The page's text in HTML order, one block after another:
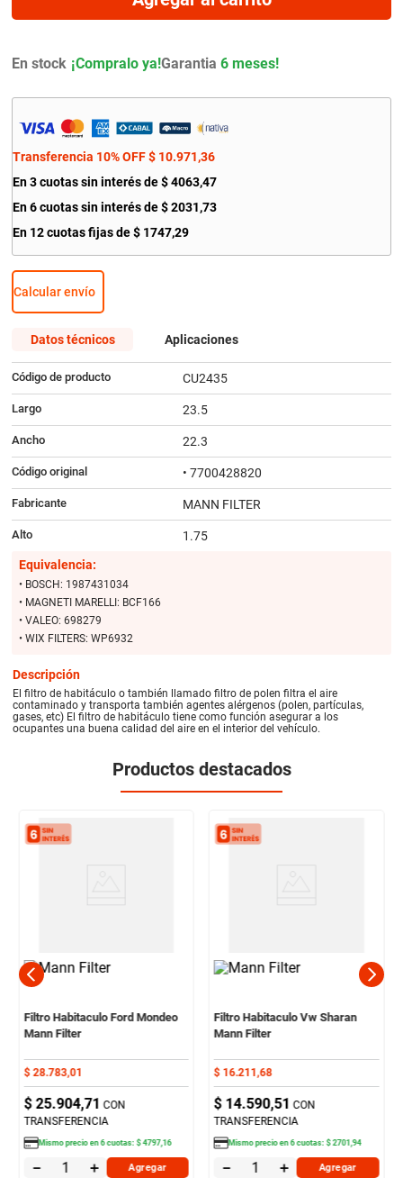
En stock Garantia 6 meses!
Transferencia 10% OFF $ 10.971,36
En 3 cuotas sin interés de $ 4063,47
En 6 cuotas sin interés de$ 2031,73
En 12 cuotas fijas de $ 1747,29
Calcular envío
Datos técnicos Aplicaciones
Código de producto CU2435
Largo 23.5
Ancho 22.3
Código original • 7700428820
Fabricante MANN FILTER
Alto
1.75
Equivalencia:
• BOSCH: 1987431034
• MAGNETI MARELLI: BCF166
• VALEO: 698279
• WIX FILTERS: WP6932
Descripción
El filtro de habitáculo o también llamado filtro de polen filtra el aire
contaminado y transporta también agentes alérgenos (polen, partículas,
gases, etc) El filtro de habitáculo tiene como función asegurar a los
ocupantes una buena calidad del aire en el interior del vehículo.
Productos destacados
Filtro Habitaculo Ford Mondeo
Mann Filter
$ 28.783,01
$ 25.904,71 CON
TRANSFERENCIA
Mismo precio en6cuotas:$ 4797, 16
＋
－ Agregar
Filtro Habitaculo Vw Sharan
Mann Filter
$ 16.211 ,68
$ 14.590,51 CON
TRANSFERENCIA
Mismo precio en6cuotas:$ 2701 ,94
＋
－ Agregar